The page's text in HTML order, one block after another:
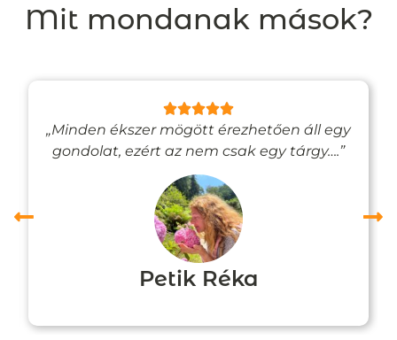
Mit mondanak mások?
„Minden ékszer mögött érezhetően áll egy
gondolat, ezért az nem csak egy tárgy….”
Petik Réka